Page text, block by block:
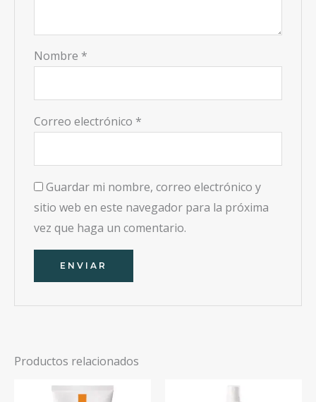
Nombre *
Correo electrónico *
Guardar mi nombre, correo electrónico y
sitio web en este navegador para la próxima
vez que haga un comentario.
Productos relacionados